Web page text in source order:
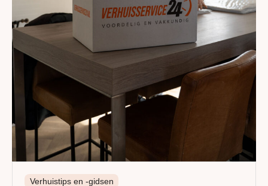
Verhuistips en -gidsen